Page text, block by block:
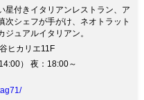
星付きイタリアンレストラン、ア
次シェフが手がけ、ネオトラット
ジュアルイタリアン。
ヒカリエ11F
） 夜：18:00～